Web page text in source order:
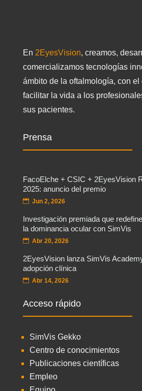
En 2EyesVision, creamos,
comercializamos tecnologías
ámbito de la oftalmología, con el
facilitar la vida a los
sus pacientes.
Prensa
FacoElche + CSIC + 2EyesVision
2025: anuncio del premio
Jun 2, 2026
Investigación premiada que
la dominancia ocular con SimVis
Abr 20, 2026
2EyesVision lanza SimVis
adopción clínica
Abr 14, 2026
Acceso rápido
SimVis Gekko
Centro de conocimientos
Publicaciones científicas
Empleo